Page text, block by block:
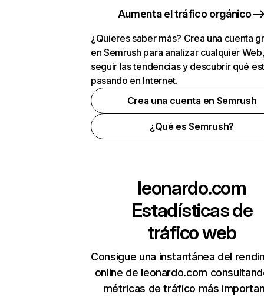
Aumenta el tráfico orgánico
¿Quieres saber más? Crea una cuenta
en Semrush para analizar cualquier
seguir las tendencias y descubrir qué
pasando en Internet.
Crea una cuenta en Semrush
¿Qué es Semrush?
leonardo.com
Estadísticas de
tráfico web
Consigue una instantánea del
online de leonardo.com
métricas de tráfico más